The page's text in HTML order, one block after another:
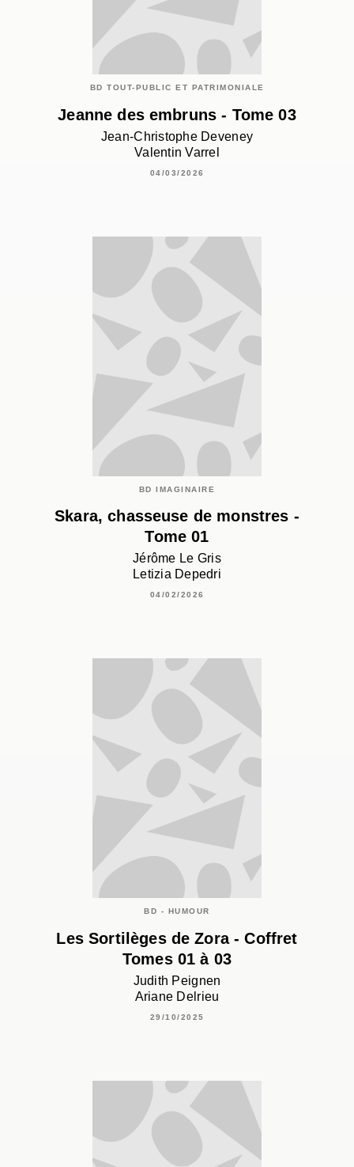
BD TOUT-PUBLIC ET PATRIMONIALE
Jeanne des embruns - Tome 03
Jean-Christophe Deveney
Valentin Varrel
04/03/2026
BD IMAGINAIRE
Skara, chasseuse de monstres -
Tome 01
Jérôme Le Gris
Letizia Depedri
04/02/2026
BD - HUMOUR
Les Sortilèges de Zora - Coffret
Tomes 01 à 03
Judith Peignen
Ariane Delrieu
29/10/2025